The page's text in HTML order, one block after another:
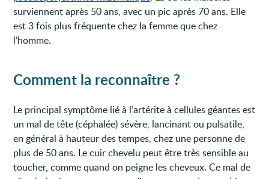
surviennent après 50 ans, avec un pic après 70 ans. Elle
est 3 fois plus fréquente chez la femme que chez
l’homme.
Comment la reconnaître ?
Le principal symptôme lié à l’artérite à cellules géantes est
un mal de tête (céphalée) sévère, lancinant ou pulsatile,
en général à hauteur des tempes, chez une personne de
plus de 50 ans. Le cuir chevelu peut être très sensible au
toucher, comme quand on peigne les cheveux. Ce mal de